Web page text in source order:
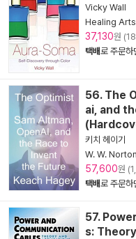
Vicky Wall
Healing
37,130원
택배로 주문하
56. The
ai, and
키치 헤이기
W. W.
57,600원
택배로 주문하
57.
s: